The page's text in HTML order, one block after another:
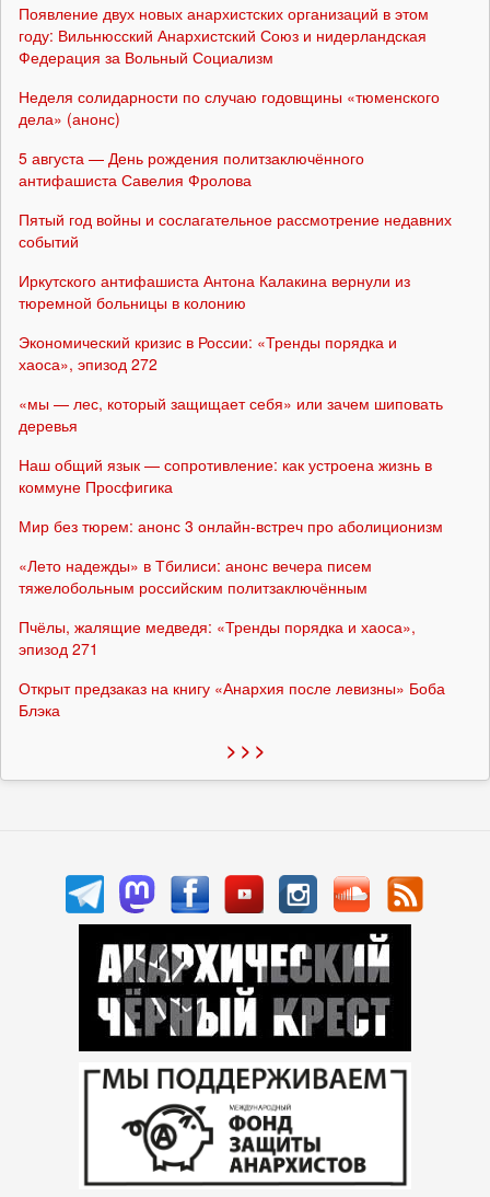
Появление двух новых анархистских организаций в этом
году: Вильнюсский Анархистский Союз и нидерландская
Федерация за Вольный Социализм
Неделя солидарности по случаю годовщины «тюменского
дела» (анонс)
5 августа — День рождения политзаключённого
антифашиста Савелия Фролова
Пятый год войны и сослагательное рассмотрение недавних
событий
Иркутского антифашиста Антона Калакина вернули из
тюремной больницы в колонию
Экономический кризис в России: «Тренды порядка и
хаоса», эпизод 272
«мы — лес, который защищает себя» или зачем шиповать
деревья
Наш общий язык — сопротивление: как устроена жизнь в
коммуне Просфигика
Мир без тюрем: анонс 3 онлайн-встреч про аболиционизм
«Лето надежды» в Тбилиси: анонс вечера писем
тяжелобольным российским политзаключённым
Пчёлы, жалящие медведя: «Тренды порядка и хаоса»,
эпизод 271
Открыт предзаказ на книгу «Анархия после левизны» Боба
Блэка
> > >